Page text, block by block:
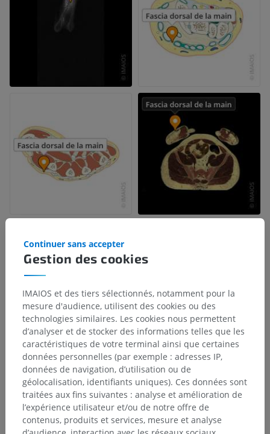
Gestion des cookies
Continuer sans accepter
IMAIOS et des tiers sélectionnés, notamment pour la
mesure d'audience, utilisent des cookies ou des
technologies similaires. Les cookies nous permettent
d’analyser et de stocker des informations telles que les
caractéristiques de votre terminal ainsi que certaines
données personnelles (par exemple : adresses IP,
données de navigation, d’utilisation ou de
géolocalisation, identifiants uniques). Ces données sont
traitées aux fins suivantes : analyse et amélioration de
l’expérience utilisateur et/ou de notre offre de
contenus, produits et services, mesure et analyse